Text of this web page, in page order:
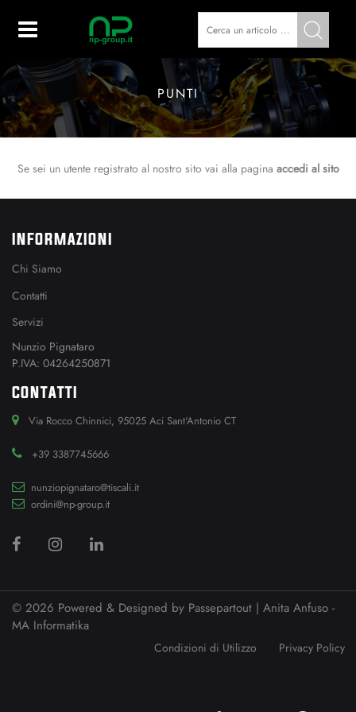
PUNTI
Se sei un utente registrato al nostro sito vai alla pagina accedi al sito
INFORMAZIONI
Chi Siamo
Contatti
Servizi
Nunzio Pignataro
P.IVA: 04264250871
CONTATTI
Via Rocco Chinnici, 95025 Aci Sant'Antonio CT
+39 3387745666
nunziopignataro@tiscali.it
ordini@np-group.it
© 2026 Powered & Designed by Passepartout | Anita Anfuso -
MA Informatika
Condizioni di Utilizzo Privacy Policy